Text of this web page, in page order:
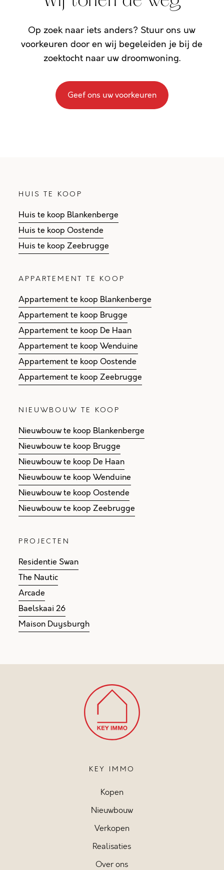
Op zoek naar iets anders? Stuur ons uw
voorkeuren door en wij begeleiden je bij de
zoektocht naar uw droomwoning.
Geef ons uw voorkeuren
HUIS TE KOOP
Huis te koop Blankenberge
Huis te koop Oostende
Huis te koop Zeebrugge
APPARTEMENT TE KOOP
Appartement te koop Blankenberge
Appartement te koop Brugge
Appartement te koop De Haan
Appartement te koop Wenduine
Appartement te koop Oostende
Appartement te koop Zeebrugge
NIEUWBOUW TE KOOP
Nieuwbouw te koop Blankenberge
Nieuwbouw te koop Brugge
Nieuwbouw te koop De Haan
Nieuwbouw te koop Wenduine
Nieuwbouw te koop Oostende
Nieuwbouw te koop Zeebrugge
PROJECTEN
Residentie Swan
The Nautic
Arcade
Baelskaai 26
Maison Duysburgh
KEY IMMO
Kopen
Nieuwbouw
Verkopen
Realisaties
Over ons